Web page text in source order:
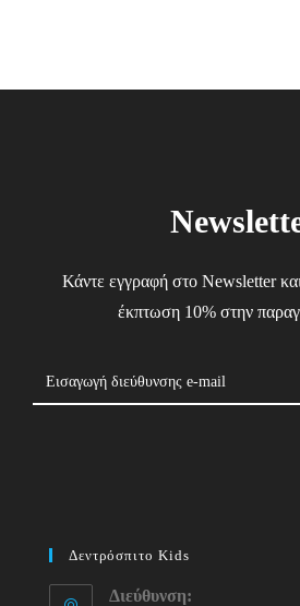
Κάντε εγγραφή στο Newsletter
έκπτωση 10% στην
Δεντρόσπιτο Kids
Διεύθυνση: